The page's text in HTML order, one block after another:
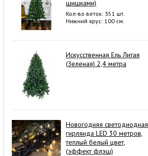
шишками)
Кол-во веток: 351 шт.
Нижний ярус: 100 см.
Искусственная Ель Литая
(Зеленая) 2,4 метра
Новогодняя светодиодная
гирлянда LED 30 метров,
теплый белый цвет,
(эффект флэш)